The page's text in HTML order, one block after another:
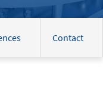
Contact